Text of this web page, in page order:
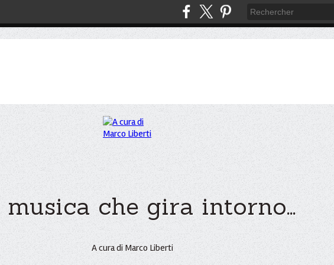
che gira intorno...
A cura di Marco Liberti